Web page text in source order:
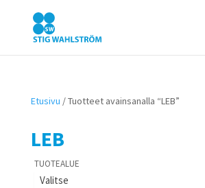
Etusivu / Tuotteet avainsanalla “LEB”
LEB
Valitse